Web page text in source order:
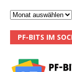
PF-BITS IM